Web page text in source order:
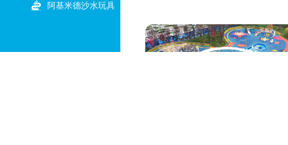
阿基米德沙水玩具